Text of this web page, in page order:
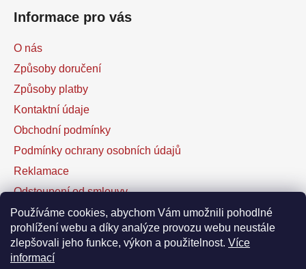
Používáme cookies, abychom Vám umožnili pohodlné
prohlížení webu a díky analýze provozu webu neustále
zlepšovali jeho funkce, výkon a použitelnost. Více
informací
Informace pro vás
O nás
Způsoby doručení
Způsoby platby
Kontaktní údaje
Obchodní podmínky
Podmínky ochrany osobních údajů
Reklamace
Odstoupení od smlouvy
Kontaktní formulář
Facebook